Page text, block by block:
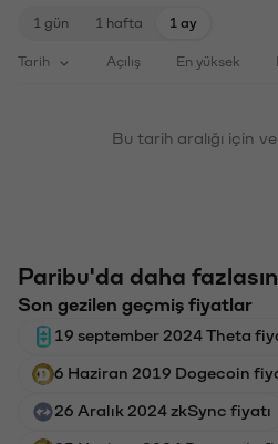
1 gün 1 hafta 1 ay
Tarih Açılış En yüksek
Bu tarih aralığı için
Paribu'da daha
Son gezilen geçmiş fiyatlar
19 september 2024 Theta
6 Haziran 2019 Dogecoin
26 Aralık 2024 zkSync fiyatı